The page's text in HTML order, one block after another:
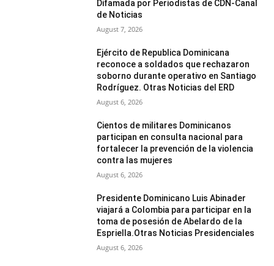
Difamada por Periodistas de CDN-Canal
de Noticias
August 7, 2026
Ejército de Republica Dominicana
reconoce a soldados que rechazaron
soborno durante operativo en Santiago
Rodríguez. Otras Noticias del ERD
August 6, 2026
Cientos de militares Dominicanos
participan en consulta nacional para
fortalecer la prevención de la violencia
contra las mujeres
August 6, 2026
Presidente Dominicano Luis Abinader
viajará a Colombia para participar en la
toma de posesión de Abelardo de la
Espriella.Otras Noticias Presidenciales
August 6, 2026